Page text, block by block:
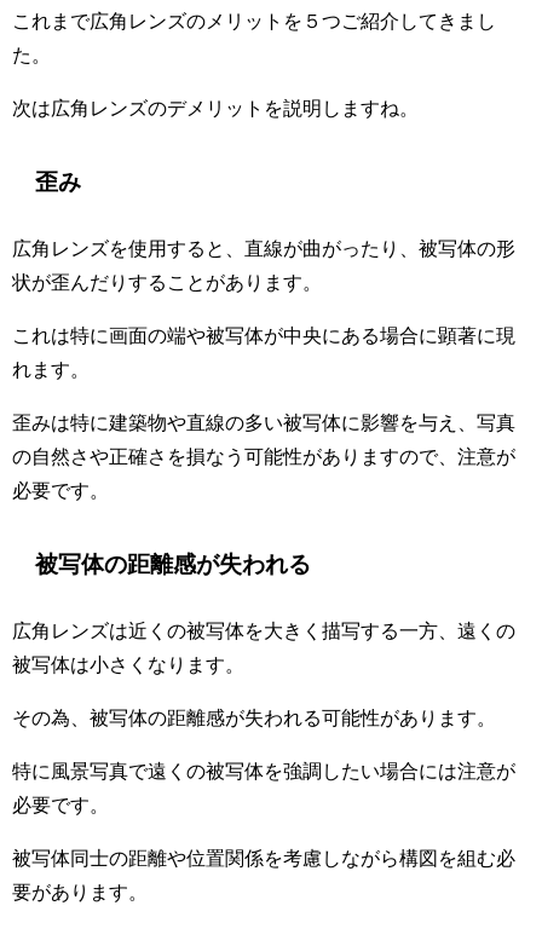
これまで広角レンズのメリットを５つご紹介してきまし
た。
次は広角レンズのデメリットを説明しますね。
歪み
広角レンズを使用すると、直線が曲がったり、被写体の形
状が歪んだりすることがあります。
これは特に画面の端や被写体が中央にある場合に顕著に現
れます。
歪みは特に建築物や直線の多い被写体に影響を与え、写真
の自然さや正確さを損なう可能性がありますので、注意が
必要です。
被写体の距離感が失われる
広角レンズは近くの被写体を大きく描写する一方、遠くの
被写体は小さくなります。
その為、被写体の距離感が失われる可能性があります。
特に風景写真で遠くの被写体を強調したい場合には注意が
必要です。
被写体同士の距離や位置関係を考慮しながら構図を組む必
要があります。